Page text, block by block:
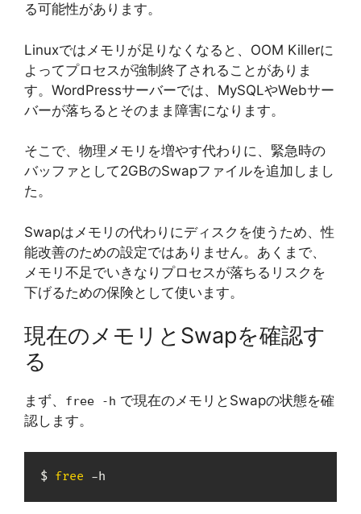
る可能性があります。
Linuxではメモリが足りなくなると、OOM Killerに
よってプロセスが強制終了されることがありま
す。WordPressサーバーでは、MySQLやWebサー
バーが落ちるとそのまま障害になります。
そこで、物理メモリを増やす代わりに、緊急時の
バッファとして2GBのSwapファイルを追加しまし
た。
Swapはメモリの代わりにディスクを使うため、性
能改善のための設定ではありません。あくまで、
メモリ不足でいきなりプロセスが落ちるリスクを
下げるための保険として使います。
現在のメモリとSwapを確認す
る
まず、 free -h で現在のメモリとSwapの状態を確
認します。
$ free -h